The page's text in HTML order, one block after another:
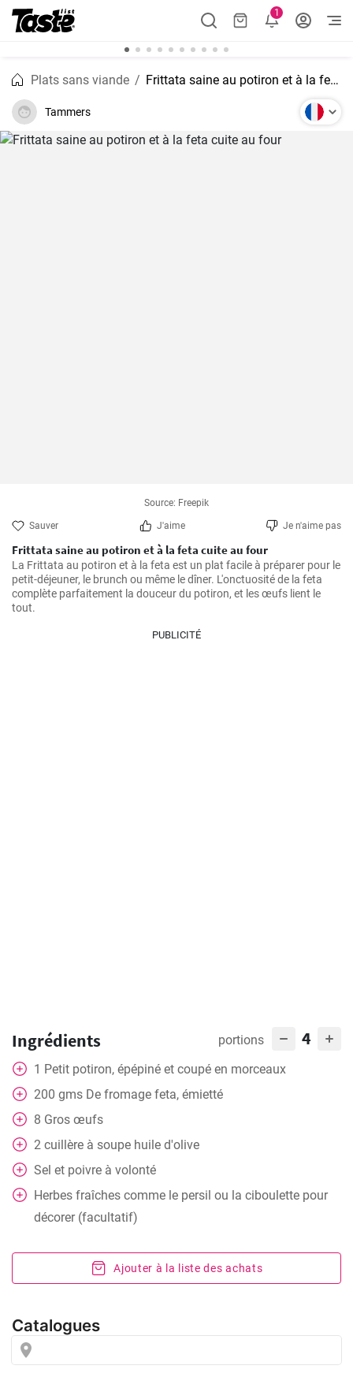
1
Plats sans viande Frittata saine au potiron et à la feta cuite au four
Tammers
Source: Freepik
Sauver J'aime Je n'aime pas
Frittata saine au potiron et à la feta cuite au four
La Frittata au potiron et à la feta est un plat facile à préparer pour le
petit-déjeuner, le brunch ou même le dîner. L'onctuosité de la feta
complète parfaitement la douceur du potiron, et les œufs lient le
tout.
PUBLICITÉ
Ingrédients portions 4
1 Petit potiron, épépiné et coupé en morceaux
200 gms De fromage feta, émietté
8 Gros œufs
2 cuillère à soupe huile d'olive
Sel et poivre à volonté
Herbes fraîches comme le persil ou la ciboulette pour
décorer (facultatif)
Ajouter à la liste des achats